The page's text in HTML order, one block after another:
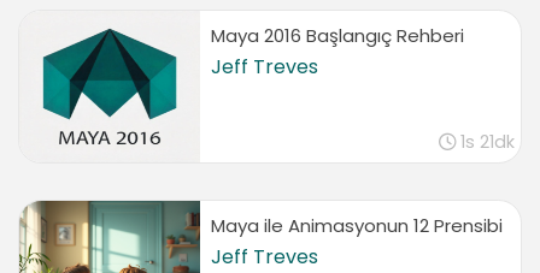
Maya 2016 Başlangıç Rehberi
Jeff Treves
1s 21dk
Maya ile Animasyonun 12 Prensibi
Jeff Treves